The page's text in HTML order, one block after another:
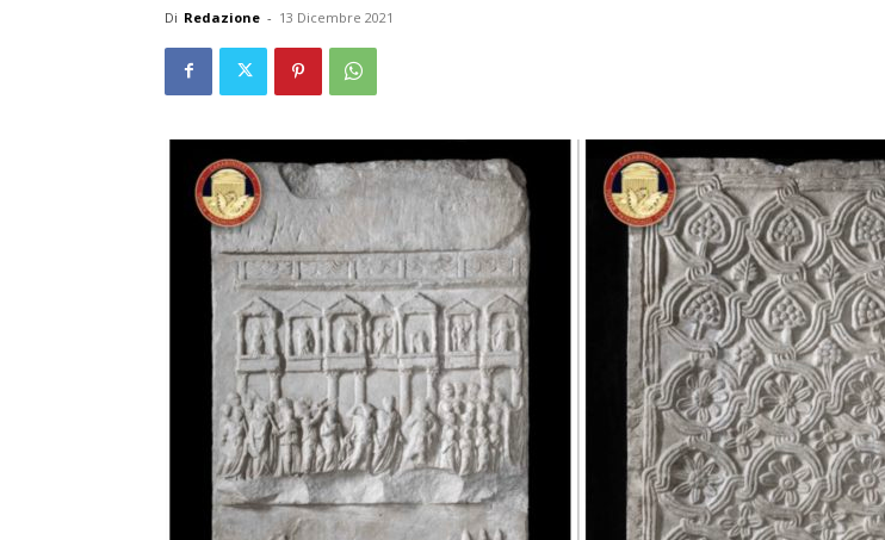
Di Redazione - 13 Dicembre 2021